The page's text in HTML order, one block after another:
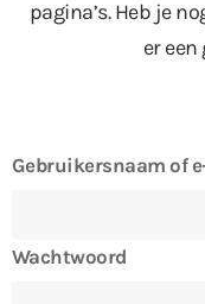
pagina’s. Heb je
er
Gebruikersnaam of
Wachtwoord